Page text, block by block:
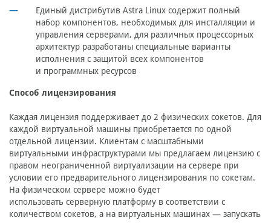
Единый дистрибутив Astra Linux содержит полный
набор компонентов, необходимых для инсталляции и
управления серверами, для различных процессорных
архитектур разработаны специальные варианты
исполнения с защитой всех компонентов
и программных ресурсов
Способ лицензирования
Каждая лицензия поддерживает до 2 физических сокетов. Для
каждой виртуальной машины приобретается по одной
отдельной лицензии. Клиентам с масштабными
виртуальными инфраструктурами мы предлагаем лицензию с
правом неограниченной виртуализации на сервере при
условии его предварительного лицензирования по сокетам.
На физическом сервере можно будет
использовать серверную платформу в соответствии с
количеством сокетов, а на виртуальных машинах — запускать